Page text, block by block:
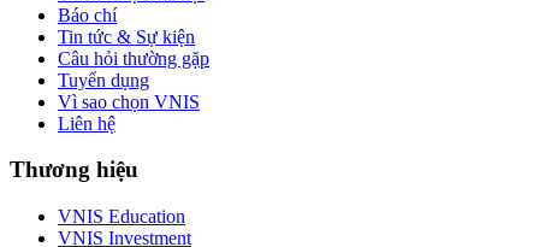
Báo chí
Tin tức & Sự kiện
Câu hỏi thường gặp
Tuyển dụng
Vì sao chọn VNIS
Liên hệ
Thương hiệu
VNIS Education
VNIS Investment